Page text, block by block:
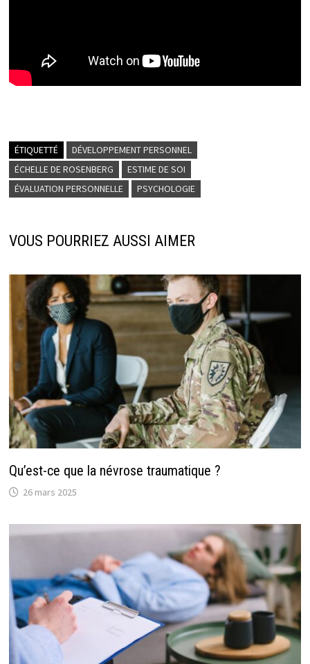
ÉTIQUETTÉ
DÉVELOPPEMENT PERSONNEL
ÉCHELLE DE ROSENBERG
ESTIME DE SOI
ÉVALUATION PERSONNELLE
PSYCHOLOGIE
VOUS POURRIEZ AUSSI AIMER
Qu’est-ce que la névrose traumatique ?
26 mars 2025